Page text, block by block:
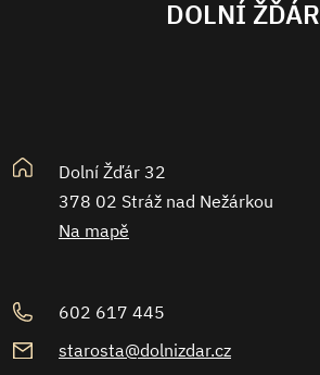
DOLNÍ ŽĎÁR
Dolní Žďár 32
378 02 Stráž nad Nežárkou
Na mapě
602 617 445
starosta@dolnizdar.cz